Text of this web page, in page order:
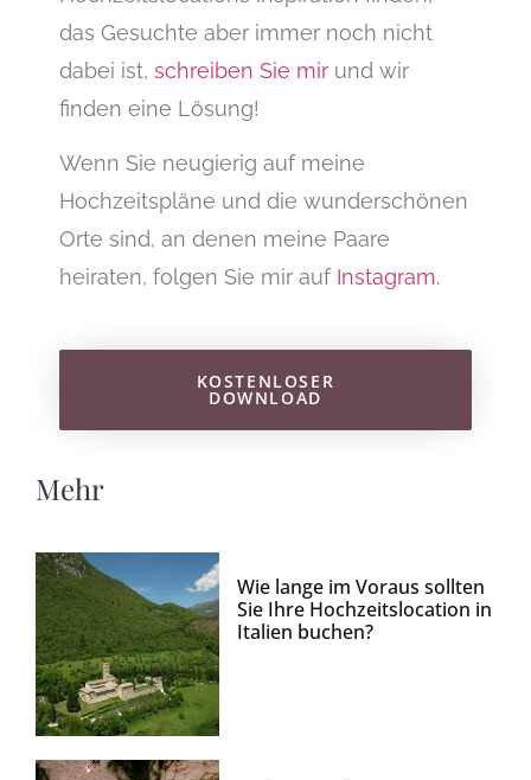
das Gesuchte aber immer noch nicht
dabei ist, schreiben Sie mir und wir
finden eine Lösung!
Wenn Sie neugierig auf meine
Hochzeitspläne und die wunderschönen
Orte sind, an denen meine Paare
heiraten, folgen Sie mir auf Instagram.
KOSTENLOSER
DOWNLOAD
Mehr
Wie lange im Voraus sollten
Sie Ihre Hochzeitslocation in
Italien buchen?